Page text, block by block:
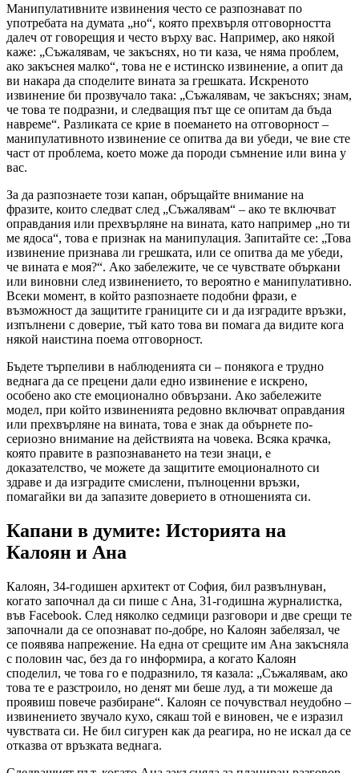
Манипулативните извинения често се разпознават по
употребата на думата „но“, която прехвърля отговорността
далеч от говорещия и често върху вас. Например, ако някой
каже: „Съжалявам, че закъснях, но ти каза, че няма проблем,
ако закъснея малко“, това не е истинско извинение, а опит да
ви накара да споделите вината за грешката. Искреното
извинение би прозвучало така: „Съжалявам, че закъснях; знам,
че това те подразни, и следващия път ще се опитам да бъда
навреме“. Разликата се крие в поемането на отговорност –
манипулативното извинение се опитва да ви убеди, че вие сте
част от проблема, което може да породи съмнение или вина у
вас.
За да разпознаете този капан, обръщайте внимание на
фразите, които следват след „Съжалявам“ – ако те включват
оправдания или прехвърляне на вината, като например „но ти
ме ядоса“, това е признак на манипулация. Запитайте се: „Това
извинение признава ли грешката, или се опитва да ме убеди,
че вината е моя?“. Ако забележите, че се чувствате объркани
или виновни след извинението, то вероятно е манипулативно.
Всеки момент, в който разпознаете подобни фрази, е
възможност да защитите границите си и да изградите връзки,
изпълнени с доверие, тъй като това ви помага да видите кога
някой наистина поема отговорност.
Бъдете търпеливи в наблюденията си – понякога е трудно
веднага да се прецени дали едно извинение е искрено,
особено ако сте емоционално обвързани. Ако забележите
модел, при който извиненията редовно включват оправдания
или прехвърляне на вината, това е знак да обърнете по-
сериозно внимание на действията на човека. Всяка крачка,
която правите в разпознаването на тези знаци, е
доказателство, че можете да защитите емоционалното си
здраве и да изградите смислени, пълноценни връзки,
помагайки ви да запазите доверието в отношенията си.
Капани в думите: Историята на
Калоян и Ана
Калоян, 34-годишен архитект от София, бил развълнуван,
когато започнал да си пише с Ана, 31-годишна журналистка,
във Facebook. След няколко седмици разговори и две срещи те
започнали да се опознават по-добре, но Калоян забелязал, че
се появява напрежение. На една от срещите им Ана закъсняла
с половин час, без да го информира, а когато Калоян
споделил, че това го е подразнило, тя казала: „Съжалявам, ако
това те е разстроило, но денят ми беше луд, а ти можеше да
проявиш повече разбиране“. Калоян се почувствал неудобно –
извинението звучало кухо, сякаш той е виновен, че е изразил
чувствата си. Не бил сигурен как да реагира, но не искал да се
отказва от връзката веднага.